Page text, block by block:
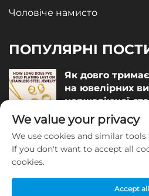
Чоловіче намисто
ПОПУЛЯРНІ
Як довго
на ювелірних
нержавіючої
December 05, 2025
Як оцінити
December 04, 2025
We value your privacy
We use cookies and similar
If you don't want to accept all
cookies.
Accept all